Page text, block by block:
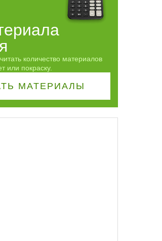
количество материалов
или покраску.
МАТЕРИАЛЫ